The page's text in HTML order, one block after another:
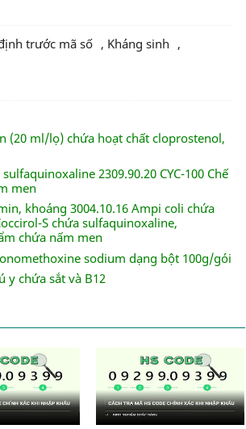
trước mã số , kháng sinh ,
(20 ml/lọ) chứa hoạt chất cloprostenol,
2309.90.20 CYC-100 Chế
men
khoáng 3004.10.16 Ampi coli chứa
S chứa sulfaquinoxaline,
chứa nấm men
sodium dạng bột 100g/gói
y chứa sắt và B12